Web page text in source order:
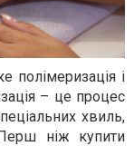
полімеризація і
– це процес
хвиль,
ніж купити